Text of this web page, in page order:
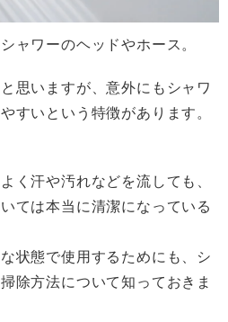
ャワーのヘッドやホース。
思いますが、意外にもシャワ
すいという特徴があります。
く汗や汚れなどを流しても、
ては本当に清潔になっている
状態で使用するためにも、シ
除方法について知っておきま